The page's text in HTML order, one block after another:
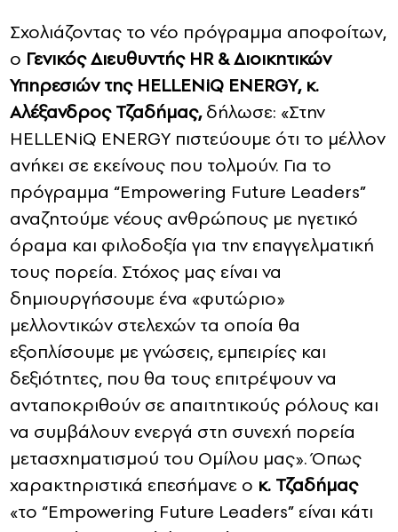
Σχολιάζοντας το νέο πρόγραμμα αποφοίτων,
ο Γενικός Διευθυντής HR & Διοικητικών
Υπηρεσιών της HELLENiQ ENERGY, κ.
Αλέξανδρος Τζαδήμας,δήλωσε: «Στην
HELLENiQ ENERGY πιστεύουμε ότι το μέλλον
ανήκει σε εκείνους που τολμούν. Για το
πρόγραμμα “Empowering Future Leaders”
αναζητούμε νέους ανθρώπους με ηγετικό
όραμα και φιλοδοξία για την επαγγελματική
τους πορεία. Στόχος μας είναι να
δημιουργήσουμε ένα «φυτώριο»
μελλοντικών στελεχών τα οποία θα
εξοπλίσουμε με γνώσεις, εμπειρίες και
δεξιότητες, που θα τους επιτρέψουν να
ανταποκριθούν σε απαιτητικούς ρόλους και
να συμβάλουν ενεργά στη συνεχή πορεία
μετασχηματισμού του Ομίλου μας». Όπως
χαρακτηριστικά επεσήμανε ο κ. Τζαδήμας
«το “Empowering Future Leaders” είναι κάτι